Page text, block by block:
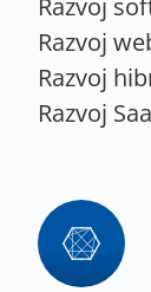
Razvoj
Razvoj
Razvoj
Razvoj